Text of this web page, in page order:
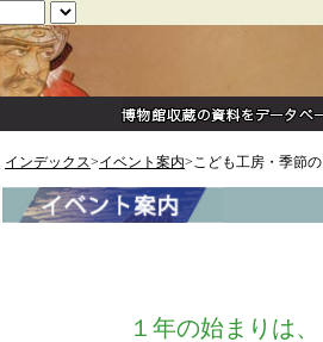
インデックス>イベント案内>こども工房・季節
１年の始まりは